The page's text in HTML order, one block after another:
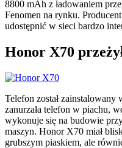
8800 mAh z ładowaniem
Fenomen na rynku.
udostępnić w sieci bardzo
Honor X70
Telefon został zainstalowany
zanurzała telefon w piachu,
wykonuje się na budowie
maszyn. Honor X70 miał
grubszym piaskiem, ale